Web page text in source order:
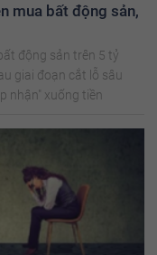
mua bất động sản,
động sản trên 5 tỷ
giai đoạn cắt lỗ sâu
nhận" xuống tiền